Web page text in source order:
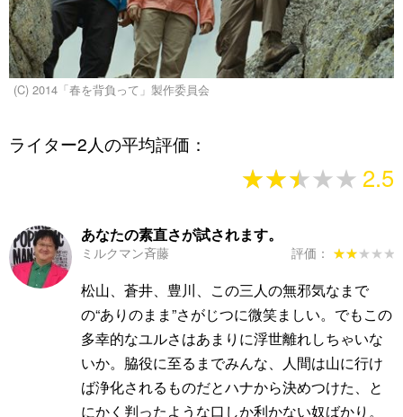
(C) 2014「春を背負って」製作委員会
ライター2人の平均評価：
★★★★★
★★★★★ 2.5
あなたの素直さが試されます。
ミルクマン斉藤 評価： ★★★★★
★★★★★
松山、蒼井、豊川、この三人の無邪気なまで
の“ありのまま”さがじつに微笑ましい。でもこの
多幸的なユルさはあまりに浮世離れしちゃいな
いか。脇役に至るまでみんな、人間は山に行け
ば浄化されるものだとハナから決めつけた、と
にかく判ったような口しか利かない奴ばかり。